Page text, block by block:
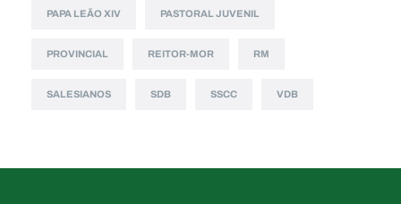
PAPA LEÃO XIV PASTORAL JUVENIL
PROVINCIAL REITOR-MOR RM
SALESIANOS SDB SSCC VDB